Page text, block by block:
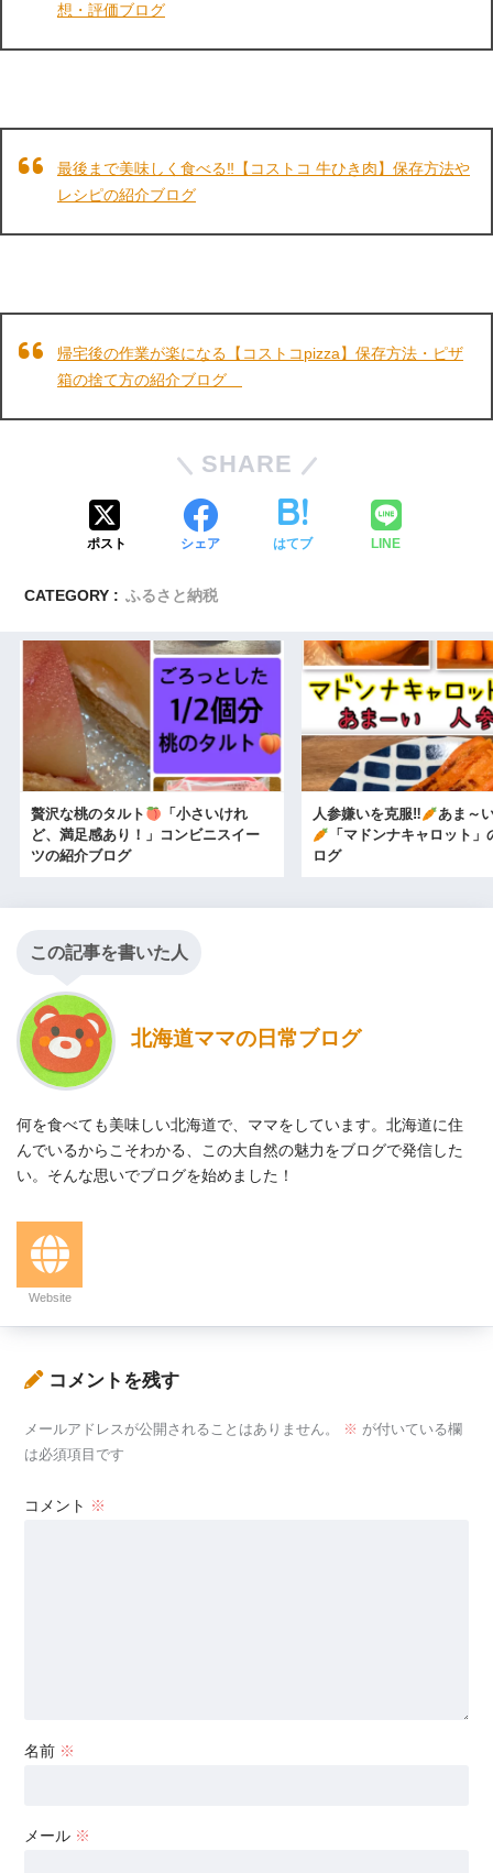
想・評価ブログ
最後まで美味しく食べる‼【コストコ 牛ひき肉】保存方法や
レシピの紹介ブログ
帰宅後の作業が楽になる【コストコpizza】保存方法・ピザ
箱の捨て方の紹介ブログ
SHARE
ポスト シェア はてブ LINE
CATEGORY : ふるさと納税
贅沢な桃のタルト
「小さいけれ
ど、満足感あり！」コンビニスイー
ツの紹介ブログ
人参嫌いを克服‼
あま～
「マドンナキャロット」
ログ
この記事を書いた人
北海道ママの日常ブログ
何を食べても美味しい北海道で、ママをしています。北海道に住
んでいるからこそわかる、この大自然の魅力をブログで発信した
い。そんな思いでブログを始めました！
Website
コメントを残す
メールアドレスが公開されることはありません。 ※ が付いている欄
は必須項目です
コメント ※
名前 ※
メール ※